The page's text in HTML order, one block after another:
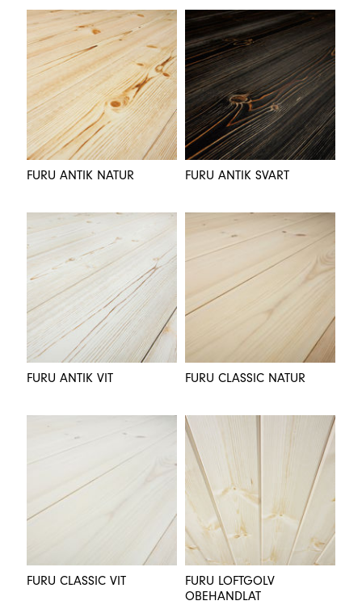
FURU ANTIK NATUR FURU ANTIK SVART
FURU ANTIK VIT FURU CLASSIC NATUR
FURU CLASSIC VIT
FURU LOFTGOLV
OBEHANDLAT